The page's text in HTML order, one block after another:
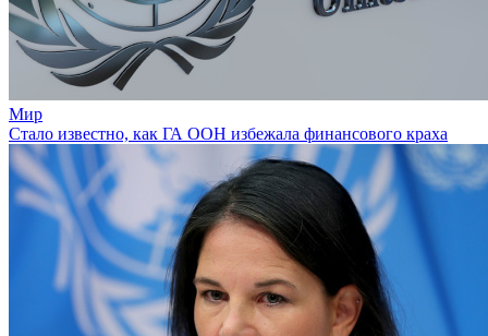
Мир
Стало известно, как ГА ООН избежала финансового краха